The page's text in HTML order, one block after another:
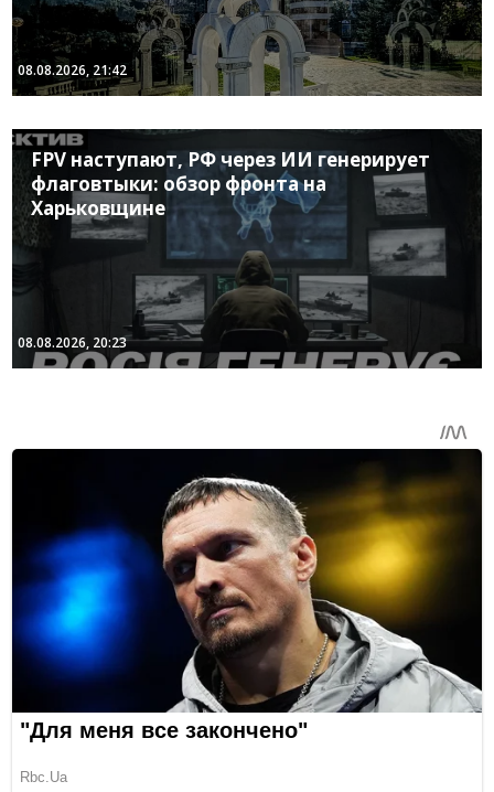
08.08.2026, 21:42
FPV наступают, РФ через ИИ генерирует
флаговтыки: обзор фронта на
Харьковщине
08.08.2026, 20:23